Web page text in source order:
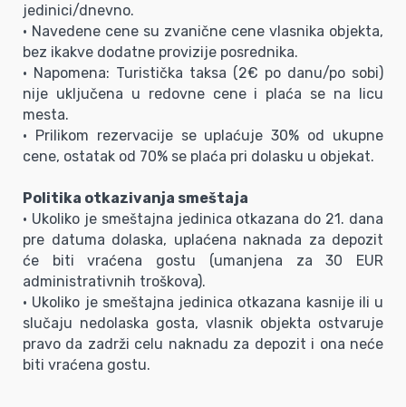
jedinici/dnevno.
• Navedene cene su zvanične cene vlasnika objekta,
bez ikakve dodatne provizije posrednika.
• Napomena: Turistička taksa (2€ po danu/po sobi)
nije uključena u redovne cene i plaća se na licu
mesta.
• Prilikom rezervacije se uplaćuje 30% od ukupne
cene, ostatak od 70% se plaća pri dolasku u objekat.
Politika otkazivanja smeštaja
• Ukoliko je smeštajna jedinica otkazana do 21. dana
pre datuma dolaska, uplaćena naknada za depozit
će biti vraćena gostu (umanjena za 30 EUR
administrativnih troškova).
• Ukoliko je smeštajna jedinica otkazana kasnije ili u
slučaju nedolaska gosta, vlasnik objekta ostvaruje
pravo da zadrži celu naknadu za depozit i ona neće
biti vraćena gostu.